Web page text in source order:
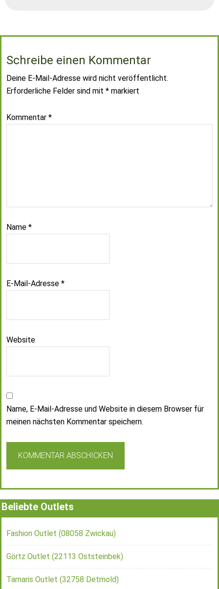
Schreibe einen Kommentar
Deine E-Mail-Adresse wird nicht veröffentlicht.
Erforderliche Felder sind mit * markiert
Kommentar *
Name *
E-Mail-Adresse *
Website
Name, E-Mail-Adresse und Website in diesem Browser für
meinen nächsten Kommentar speichern.
Beliebte Outlets
Fashion Outlet (08058 Zwickau)
Görtz Outlet (22113 Oststeinbek)
Tamaris Outlet (32758 Detmold)